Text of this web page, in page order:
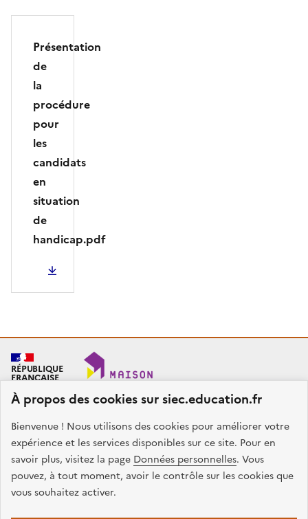
À propos des cookies sur siec.education.fr
Bienvenue ! Nous utilisons des cookies pour améliorer votre
expérience et les services disponibles sur ce site. Pour en
savoir plus, visitez la page Données personnelles. Vous
pouvez, à tout moment, avoir le contrôle sur les cookies que
vous souhaitez activer.
Présentation
de
la
procédure
pour
les
candidats
en
situation
de
handicap.pdf
PDF - 635.49 Ko
RÉPUBLIQUE
FRANÇAISE
SIEC - Maison des examens
Académies de Créteil, Paris et Versailles
7, rue Ernest Renan
94749 ARCUEIL CEDEX
Nous contacter